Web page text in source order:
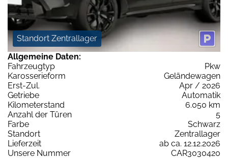
Standort Zentrallager
Allgemeine Daten:
Fahrzeugtyp
Pkw
Karosserieform
Geländewagen
Erst-Zul.
Apr / 2026
Getriebe
Automatik
Kilometerstand
6.050 km
Anzahl der Türen
5
Farbe
Schwarz
Standort
Zentrallager
Lieferzeit
ab ca. 12.12.2026
Unsere Nummer
CAR3030420